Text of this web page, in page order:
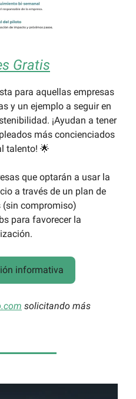
Gratis
para aquellas empresas
y un ejemplo a seguir en
¡Ayudan a tener
más concienciados
talento! 🌟
que optarán a usar la
a través de un plan de
(sin compromiso)
para favorecer la
informativa
solicitando más